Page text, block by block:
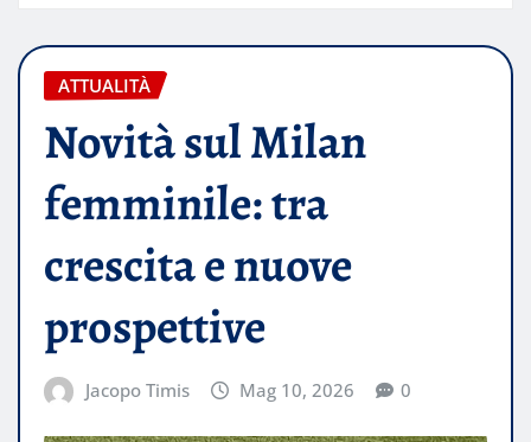
ATTUALITÀ
Novità sul Milan
femminile: tra
crescita e nuove
prospettive
Jacopo Timis Mag 10, 2026 0